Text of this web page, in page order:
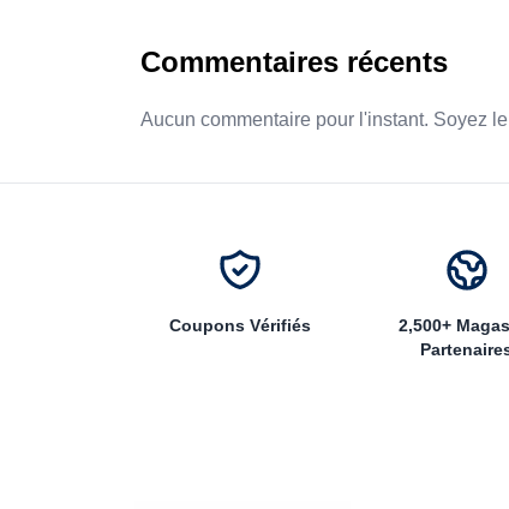
Commentaires récents
Aucun commentaire pour l'instant. Soyez
Coupons Vérifiés
2,500+